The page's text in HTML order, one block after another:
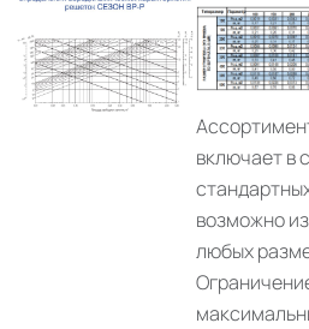
включает в
возможно
любых